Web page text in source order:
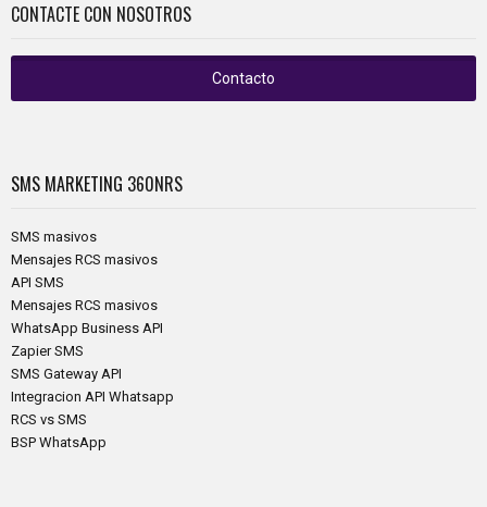
CONTACTE CON NOSOTROS
Contacto
SMS MARKETING 360NRS
SMS masivos
Mensajes RCS masivos
API SMS
Mensajes RCS masivos
WhatsApp Business API
Zapier SMS
SMS Gateway API
Integracion API Whatsapp
RCS vs SMS
BSP WhatsApp